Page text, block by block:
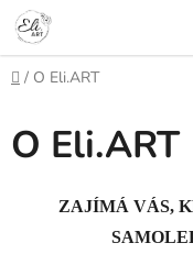
Přejít
na
obsah
Domů
/ O Eli.ART
O Eli.ART
ZAJÍMÁ VÁS,